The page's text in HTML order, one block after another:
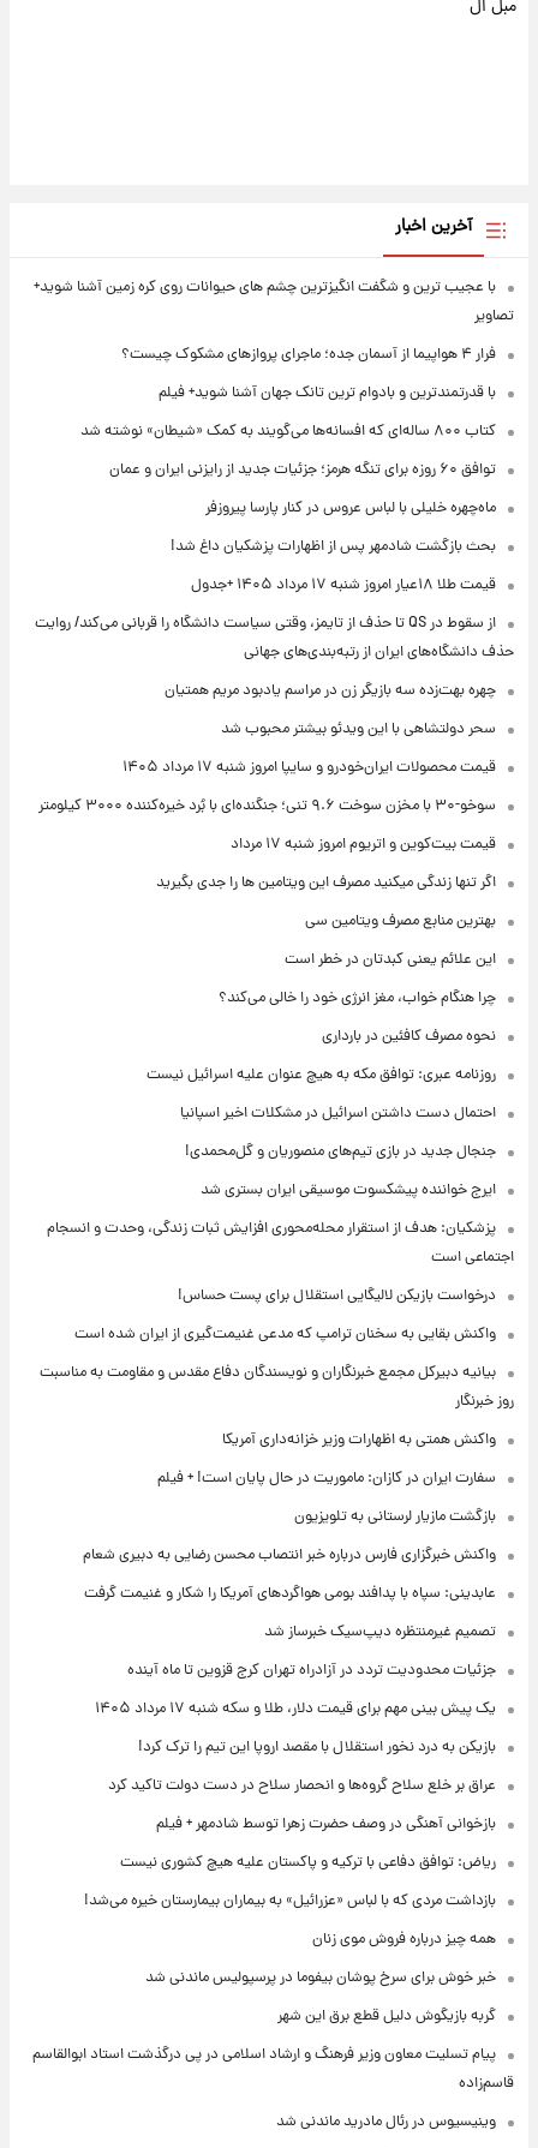
مبل ال
آخرین اخبار
با عجیب ترین و شگفت انگیزترین چشم های حیوانات روی کره زمین آشنا شوید+
تصاویر
فرار ۴ هواپیما از آسمان جده؛ ماجرای پروازهای مشکوک چیست؟
با قدرتمندترین و بادوام ترین تانک جهان آشنا شوید+ فیلم
کتاب ۸۰۰ ساله‌ای که افسانه‌ها می‌گویند به کمک «شیطان» نوشته شد
توافق ۶۰ روزه برای تنگه هرمز؛ جزئیات جدید از رایزنی ایران و عمان
ماه‌چهره خلیلی با لباس عروس در کنار پارسا پیروزفر
بحث بازگشت شادمهر پس از اظهارات پزشکیان داغ شد!
قیمت طلا ۱۸عیار امروز شنبه ۱۷ مرداد ۱۴۰۵ +جدول
از سقوط در QS تا حذف از تایمز، وقتی سیاست دانشگاه را قربانی می‌کند/ روایت
حذف دانشگاه‌های ایران از رتبه‌بندی‌های جهانی
چهره بهت‌زده سه بازیگر زن در مراسم یادبود مریم همتیان
سحر دولتشاهی با این ویدئو بیشتر محبوب شد
قیمت محصولات ایران‌خودرو و سایپا امروز شنبه ۱۷ مرداد ۱۴۰۵
سوخو-۳۰ با مخزن سوخت ۹.۶ تنی؛ جنگنده‌ای با بُرد خیره‌کننده ۳۰۰۰ کیلومتر
قیمت بیت‌کوین و اتریوم امروز شنبه ۱۷ مرداد
اگر تنها زندگی میکنید مصرف این ویتامین ها را جدی بگیرید
بهترین منابع مصرف ویتامین سی
این علائم یعنی کبدتان در خطر است
چرا هنگام خواب، مغز انرژی خود را خالی می‌کند؟
نحوه مصرف کافئین در بارداری
روزنامه عبری: توافق مکه به هیچ عنوان علیه اسرائیل نیست
احتمال دست داشتن اسرائیل در مشکلات اخیر اسپانیا
جنجال جدید در بازی تیم‌های منصوریان و گل‌محمدی!
ایرج خواننده پیشکسوت موسیقی ایران بستری شد
پزشکیان: هدف از استقرار محله‌محوری افزایش ثبات زندگی، وحدت و انسجام
اجتماعی است
درخواست بازیکن لالیگایی استقلال برای پست حساس!
واکنش بقایی به سخنان ترامپ که مدعی غنیمت‌گیری از ایران شده است
بیانیه دبیرکل مجمع خبرنگاران و نویسندگان دفاع مقدس و مقاومت به مناسبت
روز خبرنگار
واکنش همتی به اظهارات وزیر خزانه‌داری آمریکا
سفارت ایران در کازان: ماموریت در حال پایان است! + فیلم
بازگشت مازیار لرستانی به تلویزیون
واکنش خبرگزاری فارس درباره خبر انتصاب محسن رضایی به دبیری شعام
عابدینی: سپاه با پدافند بومی هواگردهای آمریکا را شکار و غنیمت گرفت
تصمیم غیرمنتظره دیپ‌سیک خبرساز شد
جزئیات محدودیت تردد در آزادراه تهران کرج قزوین تا ماه آینده
یک پیش ‌بینی مهم برای قیمت دلار، طلا و سکه شنبه ۱۷ مرداد ۱۴۰۵
بازیکن به درد نخور استقلال با مقصد اروپا این تیم را ترک کرد!
عراق بر خلع سلاح گروه‌ها و انحصار سلاح در دست دولت تاکید کرد
بازخوانی آهنگی در وصف حضرت زهرا توسط شادمهر + فیلم
ریاض: توافق دفاعی با ترکیه و پاکستان علیه هیچ کشوری نیست
بازداشت مردی که با لباس «عزرائیل» به بیماران بیمارستان خیره می‌شد!
همه چیز درباره فروش موی زنان
خبر خوش برای سرخ پوشان بیفوما در پرسپولیس ماندنی شد
گربه بازیگوش دلیل قطع برق این شهر
پیام تسلیت معاون وزیر فرهنگ و ارشاد اسلامی در پی درگذشت استاد ابوالقاسم
قاسم‌زاده
وینیسیوس در رئال مادرید ماندنی شد